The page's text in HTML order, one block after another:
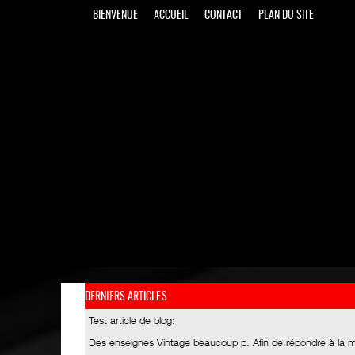
BIENVENUE ACCUEIL CONTACT PLAN DU SITE
DERNIERS ARTICLES
Test article de blog:
Des enseignes Vintage beaucoup p: Afin de répondre à la